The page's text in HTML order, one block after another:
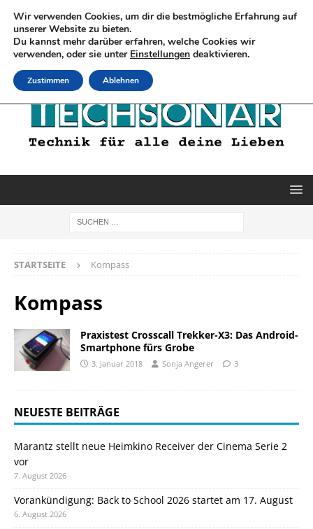
STARTSEITE Kompass
Kompass
Praxistest Crosscall Trekker-X3: Das Android-
Smartphone fürs Grobe
3. Januar 2018 Sonja Angerer 3
NEUESTE BEITRÄGE
Marantz stellt neue Heimkino Receiver der Cinema Serie 2
vor
7. August 2026
Vorankündigung: Back to School 2026 startet am 17. August
6. August 2026
Wir verwenden Cookies, um dir die bestmögliche Erfahrung auf
unserer Website zu bieten.
Du kannst mehr darüber erfahren, welche Cookies wir
verwenden, oder sie unter Einstellungen deaktivieren.
Zustimmen Ablehnen